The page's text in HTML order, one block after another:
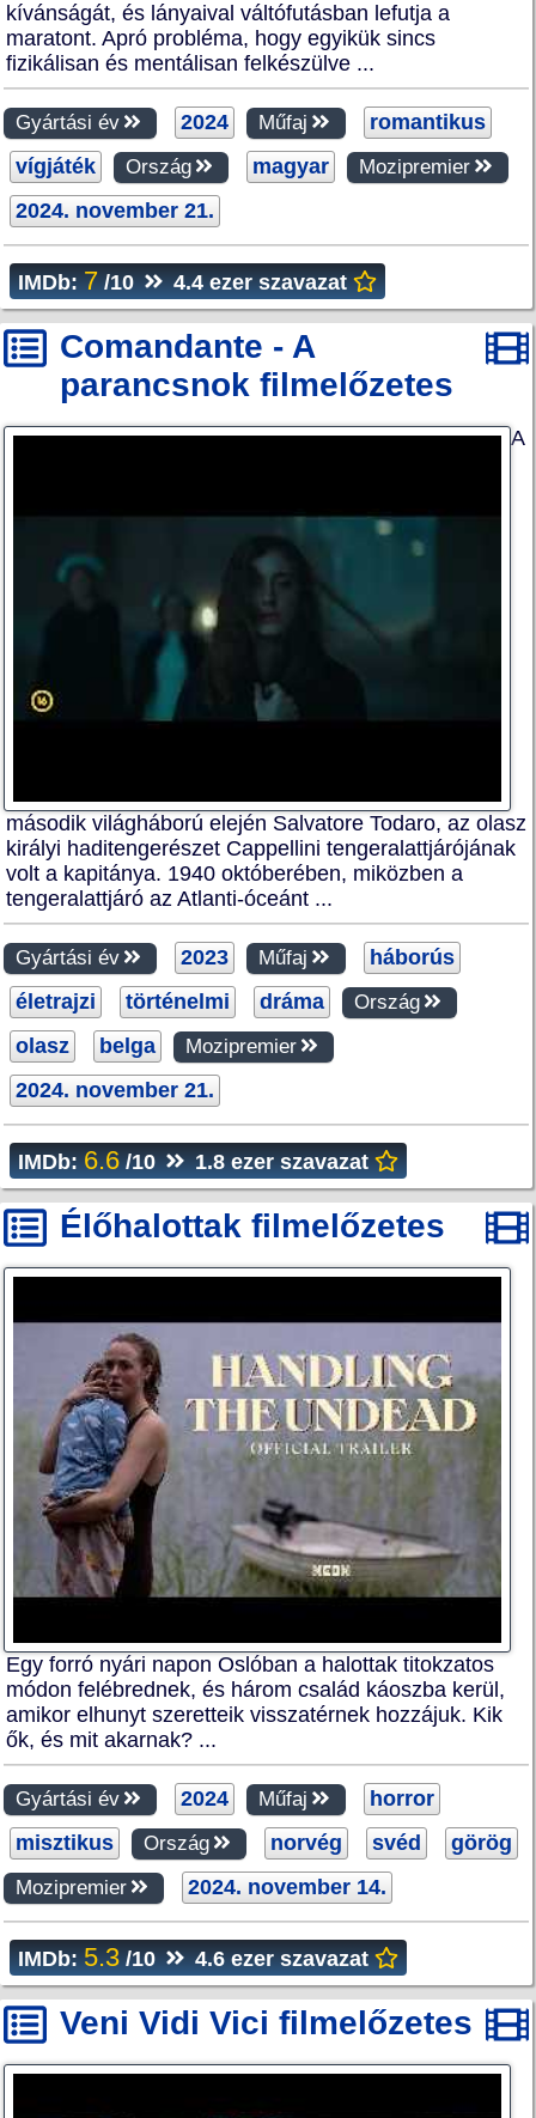
kívánságát, és lányaival váltófutásban lefutja a
maratont. Apró probléma, hogy egyikük sincs
fizikálisan és mentálisan felkészülve ...
Gyártási év 2024 Műfaj
romantikus
vígjáték
Ország magyar Mozipremier
2024. november 21.
IMDb: 7 /10 4.4 ezer szavazat
Comandante - A
parancsnok filmelőzetes
A
második világháború elején Salvatore Todaro, az olasz
királyi haditengerészet Cappellini tengeralattjárójának
volt a kapitánya. 1940 októberében, miközben a
tengeralattjáró az Atlanti-óceánt ...
Gyártási év 2023 Műfaj
háborús
életrajzi
történelmi dráma Ország
olasz belga Mozipremier
2024. november 21.
IMDb: 6.6 /10 1.8 ezer szavazat
Élőhalottak filmelőzetes
Egy forró nyári napon Oslóban a halottak titokzatos
módon felébrednek, és három család káoszba kerül,
amikor elhunyt szeretteik visszatérnek hozzájuk. Kik
ők, és mit akarnak? ...
Gyártási év 2024 Műfaj
horror
misztikus
Ország norvég svéd görög
Mozipremier 2024. november 14.
IMDb: 5.3 /10 4.6 ezer szavazat
Veni Vidi Vici filmelőzetes